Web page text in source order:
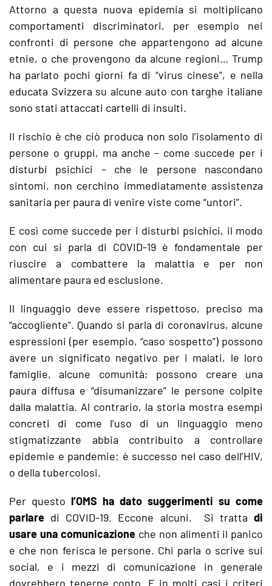
Attorno a questa nuova epidemia si moltiplicano
comportamenti discriminatori, per esempio nei
confronti di persone che appartengono ad alcune
etnie, o che provengono da alcune regioni… Trump
ha parlato pochi giorni fa di “virus cinese”, e nella
educata Svizzera su alcune auto con targhe italiane
sono stati attaccati cartelli di insulti.
Il rischio è che ciò produca non solo l’isolamento di
persone o gruppi, ma anche – come succede per i
disturbi psichici – che le persone nascondano
sintomi, non cerchino immediatamente assistenza
sanitaria per paura di venire viste come “untori”.
E così come succede per i disturbi psichici, il modo
con cui si parla di COVID-19 è fondamentale per
riuscire a combattere la malattia e per non
alimentare paura ed esclusione.
Il linguaggio deve essere rispettoso, preciso ma
“accogliente”. Quando si parla di coronavirus, alcune
espressioni (per esempio, “caso sospetto”) possono
avere un significato negativo per i malati, le loro
famiglie, alcune comunità; possono creare una
paura diffusa e “disumanizzare” le persone colpite
dalla malattia. Al contrario, la storia mostra esempi
concreti di come l’uso di un linguaggio meno
stigmatizzante abbia contribuito a controllare
epidemie e pandemie: è successo nel caso dell’HIV,
o della tubercolosi.
Per questo l’OMS ha dato suggerimenti su come
parlare di COVID-19. Eccone alcuni. Si tratta di
usare una comunicazione che non alimenti il panico
e che non ferisca le persone. Chi parla o scrive sui
social, e i mezzi di comunicazione in generale
dovrebbero tenerne conto. E in molti casi i criteri